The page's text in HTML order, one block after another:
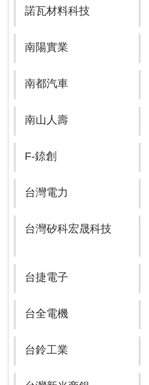
諾瓦材料科技
南陽實業
南都汽車
南山人壽
F-錼創
台灣電力
台灣矽科宏晟科技
台捷電子
台全電機
台鈴工業